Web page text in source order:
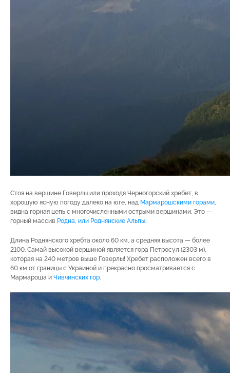
Стоя на вершине Говерлы или проходя Черногорский хребет, в
хорошую ясную погоду далеко на юге, над Мармарошскими горами,
видна горная цепь с многочисленными острыми вершинами. Это —
горный массив Родна, или Роднянские Альпы.
Длина Роднянского хребта около 60 км, а средняя высота — более
2100. Самай высокой вершиной является гора Петросул (2303 м),
которая на 240 метров выше Говерлы! Хребет расположен всего в
60 км от границы с Украиной и прекрасно просматривается с
Мармароша и Чивчинских гор.